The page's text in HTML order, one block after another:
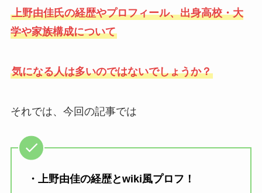
上野由佳氏の経歴やプロフィール、出身高校・大
学や家族構成について
気になる人は多いのではないでしょうか？
それでは、今回の記事では
・上野由佳の経歴とwiki風プロフ！